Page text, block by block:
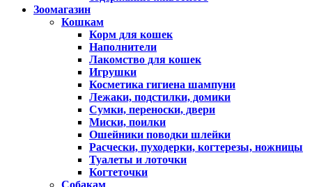
Зоомагазин
Кошкам
Корм для кошек
Наполнители
Лакомство для кошек
Игрушки
Косметика гигиена шампуни
Лежаки, подстилки, домики
Сумки, переноски, двери
Миски, поилки
Ошейники поводки шлейки
Расчески, пуходерки, когтерезы, ножницы
Туалеты и лоточки
Когтеточки
Собакам